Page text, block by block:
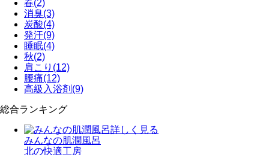
春(2)
消臭(3)
炭酸(4)
発汗(9)
睡眠(4)
秋(2)
肩こり (12)
腰痛(12)
高級入浴剤 (9)
総合ランキング
詳しく見る
みんなの肌潤風呂
北の快適工房